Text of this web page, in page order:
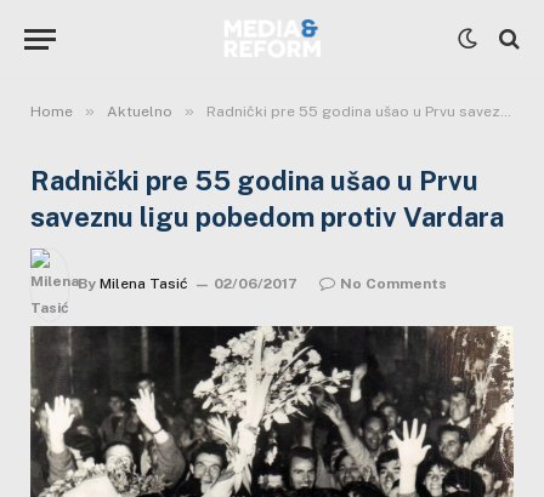
Home » Aktuelno » Radnički pre 55 godina ušao u Prvu saveznu ligu pobedom protiv Vardara
Radnički pre 55 godina ušao u Prvu
saveznu ligu pobedom protiv Vardara
By Milena Tasić 02/06/2017 No Comments